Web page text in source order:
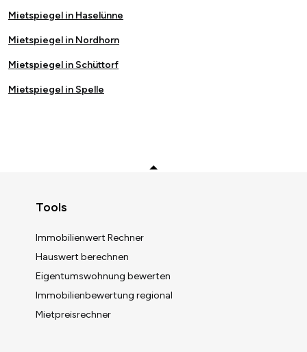
Mietspiegel in Haselünne
Mietspiegel in Nordhorn
Mietspiegel in Schüttorf
Mietspiegel in Spelle
Tools
Immobilienwert Rechner
Hauswert berechnen
Eigentumswohnung bewerten
Immobilienbewertung regional
Mietpreisrechner